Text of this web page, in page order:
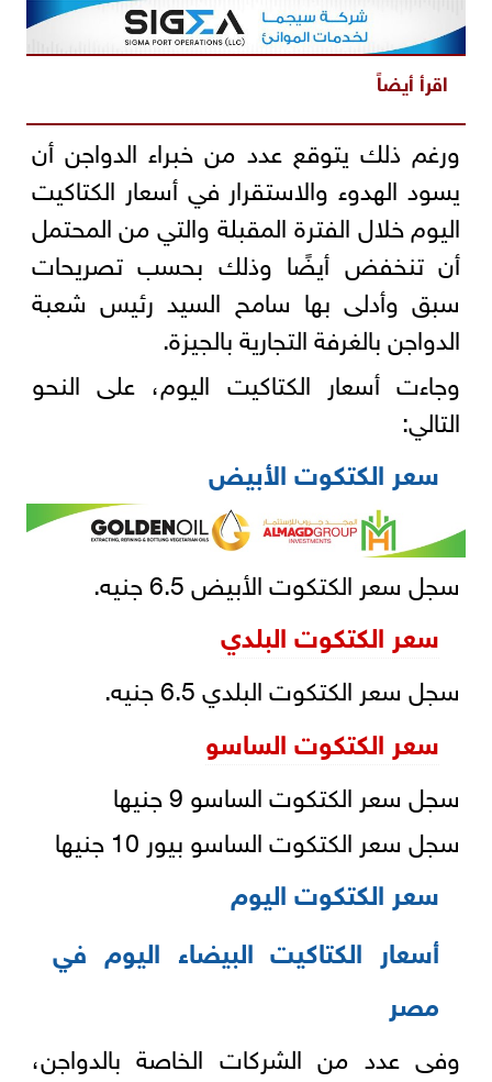
اقرأ أيضاً
ورغم ذلك يتوقع عدد من خبراء الدواجن أن
يسود الهدوء والاستقرار في أسعار الكتاكيت
اليوم خلال الفترة المقبلة والتي من المحتمل
أن تنخفض أيضًا وذلك بحسب تصريحات
سبق وأدلى بها سامح السيد رئيس شعبة
الدواجن بالغرفة التجارية بالجيزة.
وجاءت أسعار الكتاكيت اليوم، على النحو
التالي:
سعر الكتكوت الأبيض
سجل سعر الكتكوت الأبيض 6.5 جنيه.
سعر الكتكوت البلدي
سجل سعر الكتكوت البلدي 6.5 جنيه.
سعر الكتكوت الساسو
سجل سعر الكتكوت الساسو 9 جنيها
سجل سعر الكتكوت الساسو بيور 10 جنيها
سعر الكتكوت اليوم
أسعار الكتاكیت البیضاء الیوم في
مصر
وفى عدد من الشركات الخاصة بالدواجن،